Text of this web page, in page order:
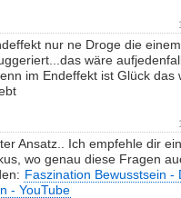
nur ne Droge die
wäre
im Endeffekt ist Glück das
Ansatz.. Ich empfehle dir
wo genau diese Fragen
Faszination Bewusstsein -
- YouTube